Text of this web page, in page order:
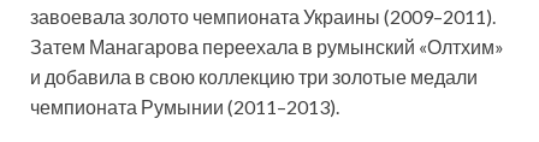
завоевала золото чемпионата Украины (2009–2011).
Затем Манагарова переехала в румынский «Олтхим»
и добавила в свою коллекцию три золотые медали
чемпионата Румынии (2011–2013).